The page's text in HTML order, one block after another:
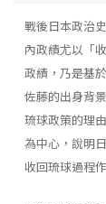
戰後日本政治
內政績尤以「
政績，乃是基
佐藤的出身背
琉球政策的理
為中心，說明
收回琉球過程